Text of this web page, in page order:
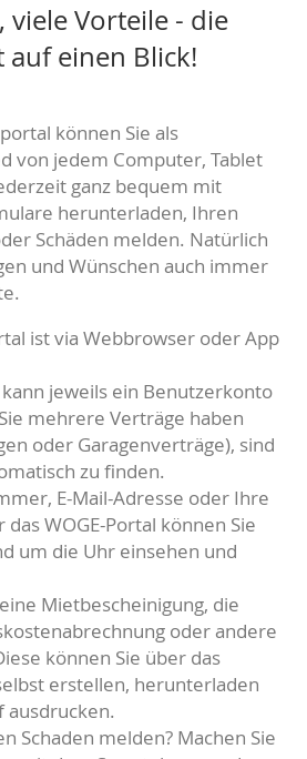
viele Vorteile - die
einen Blick!
können Sie als
von jedem Computer, Tablet
ganz bequem mit
herunterladen, Ihren
Schäden melden. Natürlich
und Wünschen auch immer
ist via Webbrowser oder App
jeweils ein Benutzerkonto
mehrere Verträge haben
oder Garagenverträge), sind
zu finden.
E-Mail-Adresse oder Ihre
WOGE-Portal können Sie
um die Uhr einsehen und
Mietbescheinigung, die
oder andere
können Sie über das
erstellen, herunterladen
ausdrucken.
Schaden melden? Machen Sie